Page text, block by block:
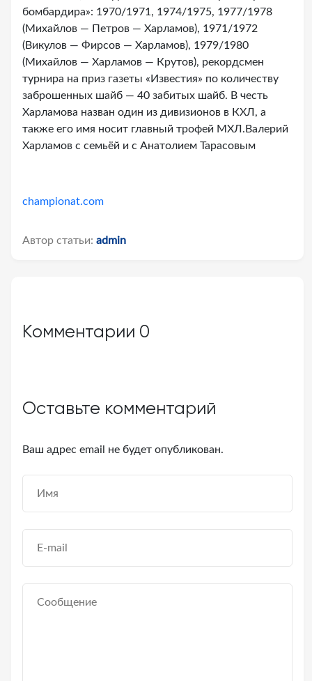
бомбардира»: 1970/1971, 1974/1975, 1977/1978
(Михайлов — Петров — Харламов), 1971/1972
(Викулов — Фирсов — Харламов), 1979/1980
(Михайлов — Харламов — Крутов), рекордсмен
турнира на приз газеты «Известия» по количеству
заброшенных шайб — 40 забитых шайб. В честь
Харламова назван один из дивизионов в КХЛ, а
также его имя носит главный трофей МХЛ.Валерий
Харламов с семьёй и с Анатолием Тарасовым
championat.com
Автор статьи: admin
Комментарии 0
Оставьте комментарий
Ваш адрес email не будет опубликован.